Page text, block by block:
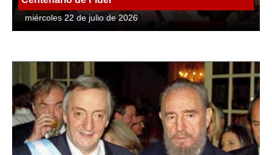
miércoles 22 de julio de 2026